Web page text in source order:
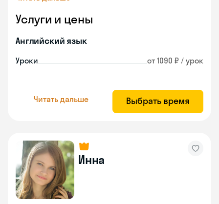
Услуги и цены
Английский язык
Уроки от 1090 ₽ / урок
Читать дальше Выбрать время
Инна